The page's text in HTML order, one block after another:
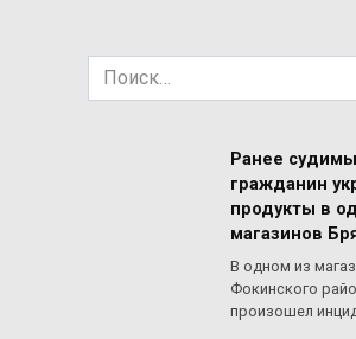
Search
for:
Ранее
гражданин
продукты в
магазинов
В одном из
Фокинского
произошел